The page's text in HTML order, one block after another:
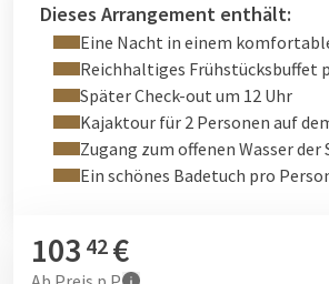
Ruhe, um den Sommer in vollen Zügen zu
Dieses Arrangement enthält:
Eine Nacht in einem
Reichhaltiges Frühstücksbuffet
Später Check-out um 12 Uhr
Kajaktour für 2 Personen auf
Zugang zum offenen Wasser der
Ein schönes Badetuch pro
103 42 €